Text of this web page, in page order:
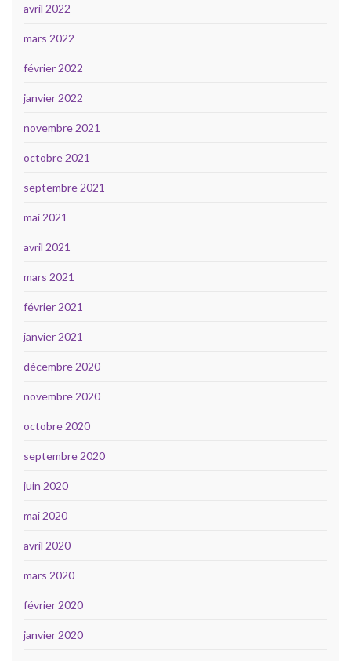
avril 2022
mars 2022
février 2022
janvier 2022
novembre 2021
octobre 2021
septembre 2021
mai 2021
avril 2021
mars 2021
février 2021
janvier 2021
décembre 2020
novembre 2020
octobre 2020
septembre 2020
juin 2020
mai 2020
avril 2020
mars 2020
février 2020
janvier 2020